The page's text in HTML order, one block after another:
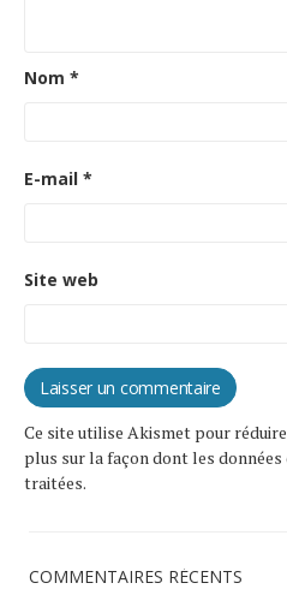
Nom *
E-mail *
Site web
Ce site utilise Akismet pour
plus sur la façon dont les
traitées.
COMMENTAIRES RÉCENTS